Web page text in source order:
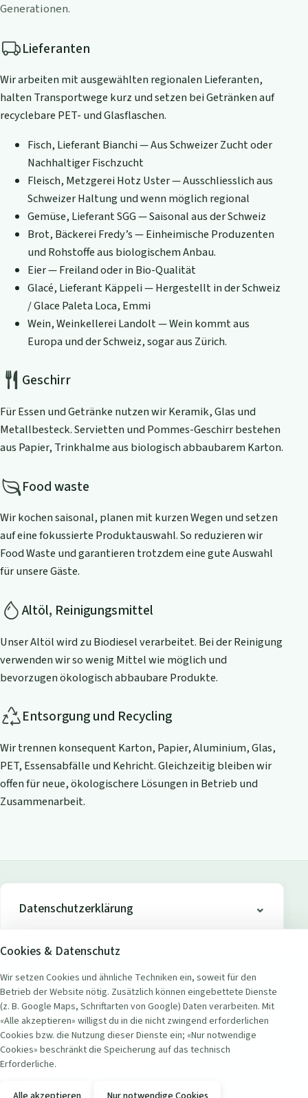
Generationen.
Lieferanten
Wir arbeiten mit ausgewählten regionalen Lieferanten,
halten Transportwege kurz und setzen bei Getränken auf
recyclebare PET- und Glasflaschen.
Fisch, Lieferant Bianchi — Aus Schweizer Zucht oder
Nachhaltiger Fischzucht
Fleisch, Metzgerei Hotz Uster — Ausschliesslich aus
Schweizer Haltung und wenn möglich regional
Gemüse, Lieferant SGG — Saisonal aus der Schweiz
Brot, Bäckerei Fredy’s — Einheimische Produzenten
und Rohstoffe aus biologischem Anbau.
Eier — Freiland oder in Bio-Qualität
Glacé, Lieferant Käppeli — Hergestellt in der Schweiz
/ Glace Paleta Loca, Emmi
Wein, Weinkellerei Landolt — Wein kommt aus
Europa und der Schweiz, sogar aus Zürich.
Geschirr
Für Essen und Getränke nutzen wir Keramik, Glas und
Metallbesteck. Servietten und Pommes-Geschirr bestehen
aus Papier, Trinkhalme aus biologisch abbaubarem Karton.
Food waste
Wir kochen saisonal, planen mit kurzen Wegen und setzen
auf eine fokussierte Produktauswahl. So reduzieren wir
Food Waste und garantieren trotzdem eine gute Auswahl
für unsere Gäste.
Altöl, Reinigungsmittel
Unser Altöl wird zu Biodiesel verarbeitet. Bei der Reinigung
verwenden wir so wenig Mittel wie möglich und
bevorzugen ökologisch abbaubare Produkte.
Entsorgung und Recycling
Wir trennen konsequent Karton, Papier, Aluminium, Glas,
PET, Essensabfälle und Kehricht. Gleichzeitig bleiben wir
offen für neue, ökologischere Lösungen in Betrieb und
Zusammenarbeit.
Datenschutzerklärung
ADRESSE
Seerestaurant Badi Wollishofen
Seestrasse 451
8038 Zürich Wollishofen, Schweiz
Cookies & Datenschutz
Wir setzen Cookies und ähnliche Techniken ein, soweit für den
Betrieb der Website nötig. Zusätzlich können eingebettete Dienste
(z. B. Google Maps, Schriftarten von Google) Daten verarbeiten. Mit
«Alle akzeptieren» willigst du in die nicht zwingend erforderlichen
Cookies bzw. die Nutzung dieser Dienste ein; «Nur notwendige
Cookies» beschränkt die Speicherung auf das technisch
Erforderliche.